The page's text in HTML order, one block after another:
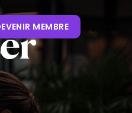
MEMBRE